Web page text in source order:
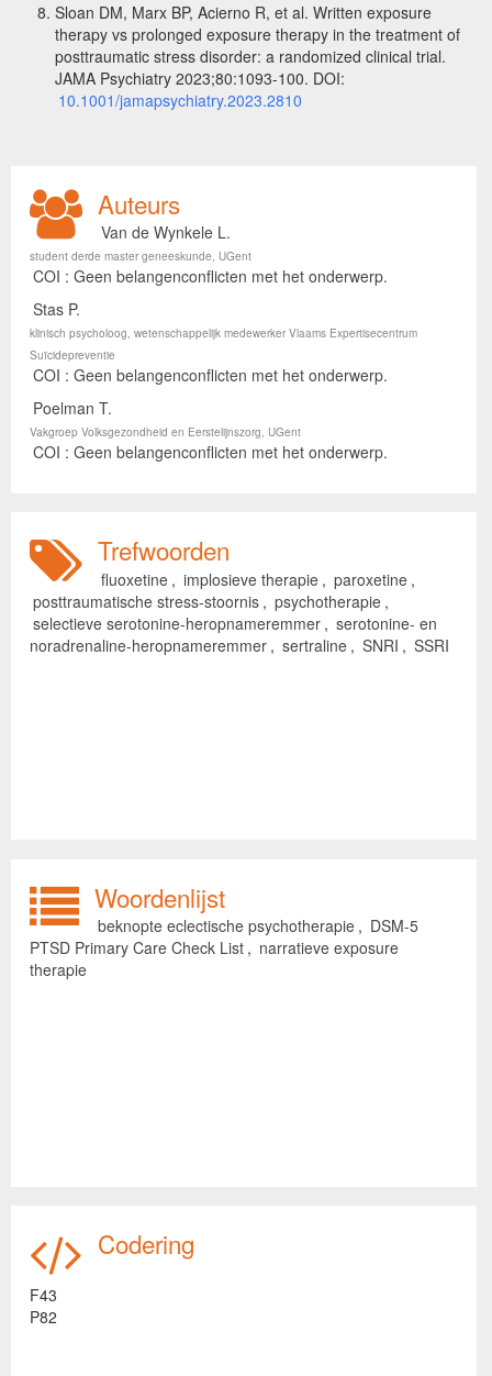
Sloan DM, Marx BP, Acierno R, et al. Written exposure
therapy vs prolonged exposure therapy in the treatment of
posttraumatic stress disorder: a randomized clinical trial.
JAMA Psychiatry 2023;80:1093-100. DOI:
10.1001/jamapsychiatry.2023.2810
Auteurs
Van de Wynkele L.
student derde master geneeskunde, UGent
COI : Geen belangenconflicten met het onderwerp.
Stas P.
klinisch psycholoog, wetenschappelijk medewerker Vlaams Expertisecentrum
Suïcidepreventie
COI : Geen belangenconflicten met het onderwerp.
Poelman T.
Vakgroep Volksgezondheid en Eerstelijnszorg, UGent
COI : Geen belangenconflicten met het onderwerp.
Trefwoorden
fluoxetine , implosieve therapie , paroxetine ,
posttraumatische stress-stoornis , psychotherapie ,
selectieve serotonine-heropnameremmer , serotonine- en
noradrenaline-heropnameremmer , sertraline , SNRI , SSRI
Woordenlijst
beknopte eclectische psychotherapie , DSM-5
PTSD Primary Care Check List , narratieve exposure
therapie
Codering
F43
P82